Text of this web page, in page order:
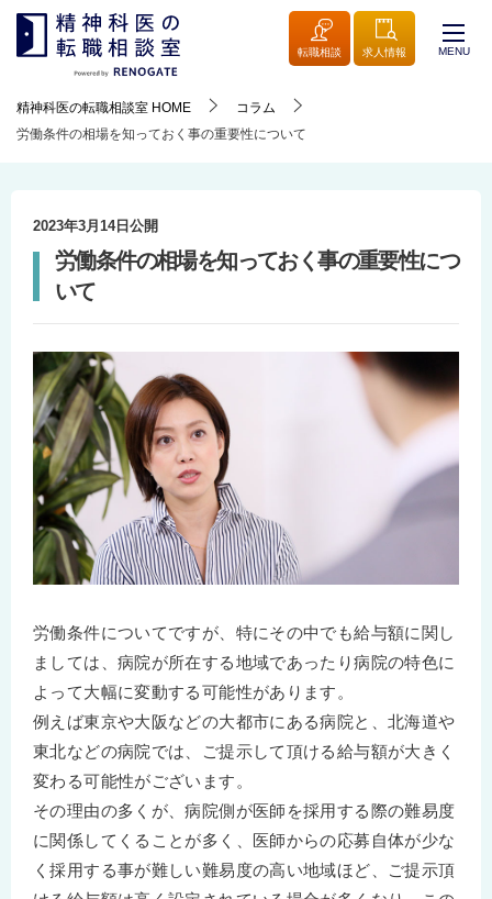
転職相談 求人情報 MENU
精神科医の転職相談室 HOME
コラム
労働条件の相場を知っておく事の重要性について
2023年3月14日 公開
労働条件の相場を知っておく事の重要性につ
いて
労働条件についてですが、特にその中でも給与額に関し
ましては、病院が所在する地域であったり病院の特色に
よって大幅に変動する可能性があります。
例えば東京や大阪などの大都市にある病院と、北海道や
東北などの病院では、ご提示して頂ける給与額が大きく
変わる可能性がございます。
その理由の多くが、病院側が医師を採用する際の難易度
に関係してくることが多く、医師からの応募自体が少な
く採用する事が難しい難易度の高い地域ほど、ご提示頂